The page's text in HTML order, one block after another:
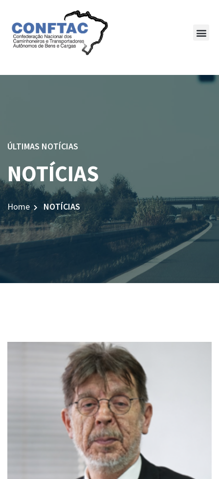
ÚLTIMAS NOTÍCIAS
NOTÍCIAS
Home NOTÍCIAS